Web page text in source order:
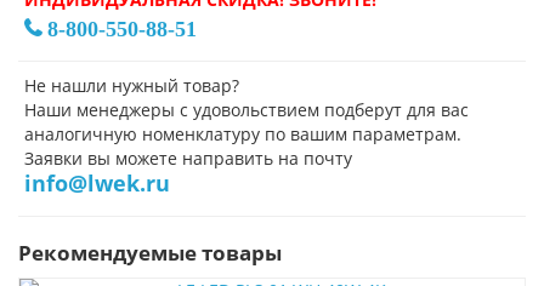
8-800-550-88-51
Не нашли нужный товар?
Наши менеджеры с удовольствием подберут для вас
аналогичную номенклатуру по вашим параметрам.
Заявки вы можете направить на почту
info@lwek.ru
Рекомендуемые товары